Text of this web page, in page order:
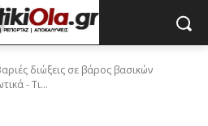
διώξεις σε βάρος βασικών
- Τι...